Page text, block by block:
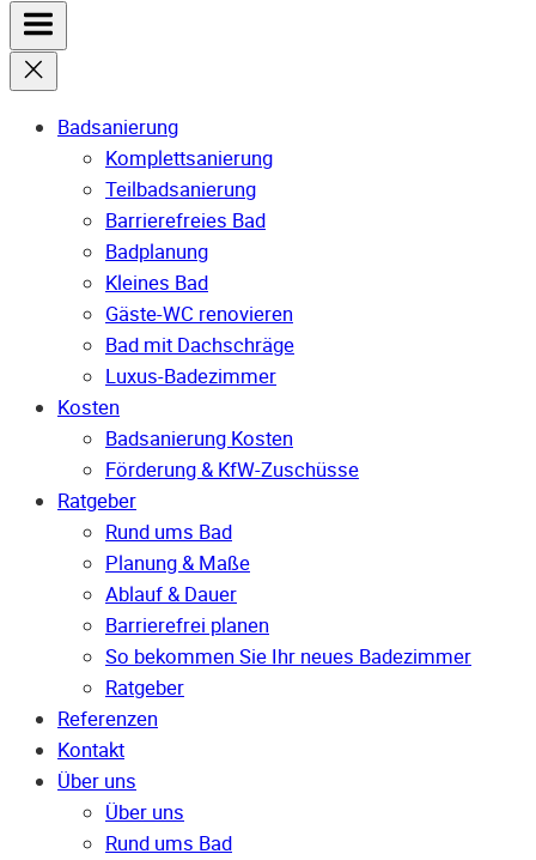
Badsanierung
Komplettsanierung
Teilbadsanierung
Barrierefreies Bad
Badplanung
Kleines Bad
Gäste-WC renovieren
Bad mit Dachschräge
Luxus-Badezimmer
Kosten
Badsanierung Kosten
Förderung & KfW-Zuschüsse
Ratgeber
Rund ums Bad
Planung & Maße
Ablauf & Dauer
Barrierefrei planen
So bekommen Sie Ihr neues Badezimmer
Ratgeber
Referenzen
Kontakt
Über uns
Über uns
Rund ums Bad